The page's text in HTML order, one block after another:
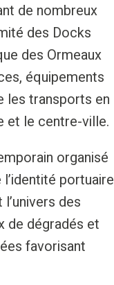
de nombreux
des Docks
des Ormeaux
équipements
les transports en
et le centre-ville.
organisé
portuaire
des
de dégradés et
favorisant